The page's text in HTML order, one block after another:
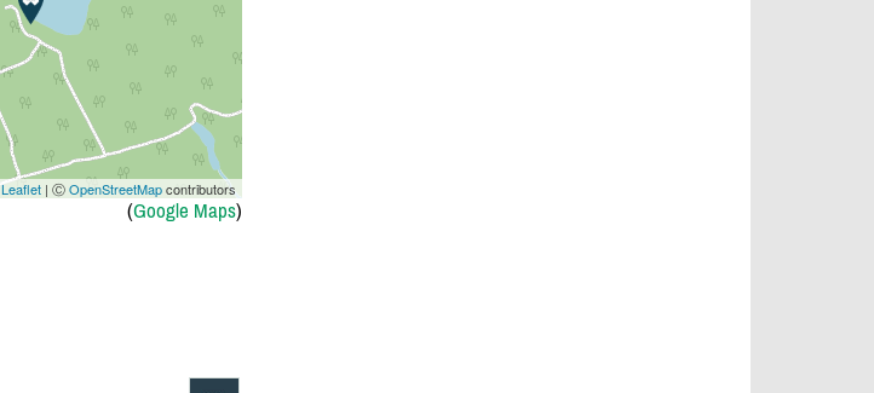
Leaflet | ⒸOpenStreetMapcontributors
(Google Maps)